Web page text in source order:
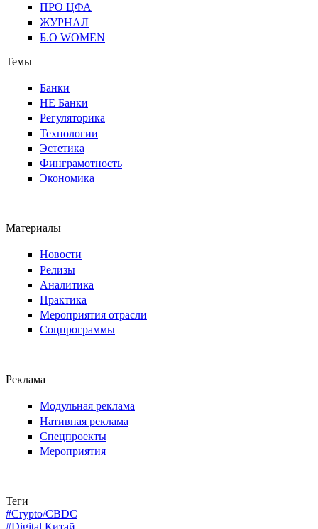
ПРО ЦФА
ЖУРНАЛ
Б.О WOMEN
Темы
Банки
НЕ Банки
Регуляторика
Технологии
Эстетика
Финграмотность
Экономика
Материалы
Новости
Релизы
Аналитика
Практика
Мероприятия отрасли
Соцпрограммы
Реклама
Модульная реклама
Нативная реклама
Спецпроекты
Мероприятия
Теги
#Crypto/CBDC
#Digital Китай